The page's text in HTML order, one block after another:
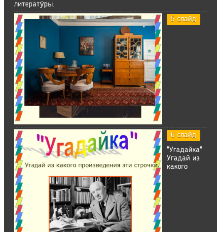
литерату́ры.
5 слайд
6 слайд
"Угадайка"
Угадай из
какого